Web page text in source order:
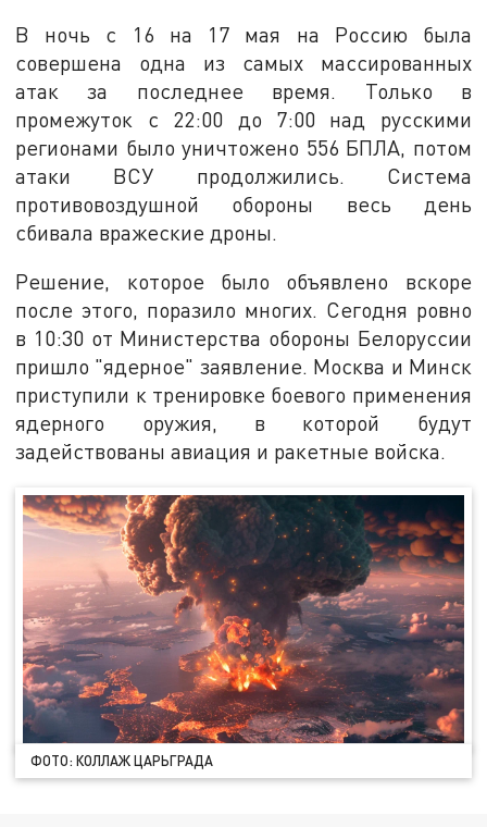
В ночь с 16 на 17 мая на Россию была
совершена одна из самых массированных
атак за последнее время. Только в
промежуток с 22:00 до 7:00 над русскими
регионами было уничтожено 556 БПЛА, потом
атаки ВСУ продолжились. Система
противовоздушной обороны весь день
сбивала вражеские дроны.
Решение, которое было объявлено вскоре
после этого, поразило многих. Сегодня ровно
в 10:30 от Министерства обороны Белоруссии
пришло "ядерное" заявление. Москва и Минск
приступили к тренировке боевого применения
ядерного оружия, в которой будут
задействованы авиация и ракетные войска.
ФОТО: КОЛЛАЖ ЦАРЬГРАДА